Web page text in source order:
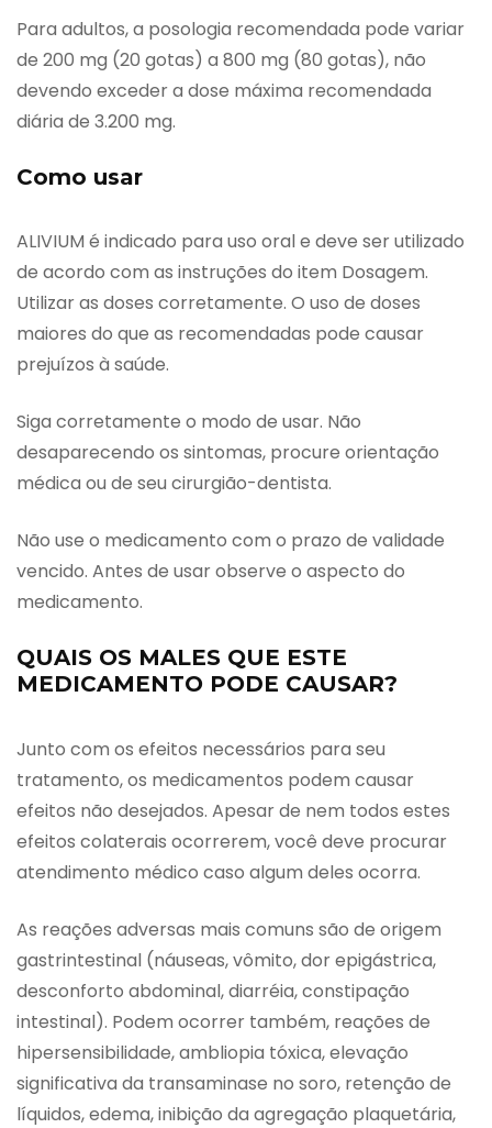
Para adultos, a posologia recomendada pode variar
de 200 mg (20 gotas) a 800 mg (80 gotas), não
devendo exceder a dose máxima recomendada
diária de 3.200 mg.
Como usar
ALIVIUM é indicado para uso oral e deve ser utilizado
de acordo com as instruções do item Dosagem.
Utilizar as doses corretamente. O uso de doses
maiores do que as recomendadas pode causar
prejuízos à saúde.
Siga corretamente o modo de usar. Não
desaparecendo os sintomas, procure orientação
médica ou de seu cirurgião-dentista.
Não use o medicamento com o prazo de validade
vencido. Antes de usar observe o aspecto do
medicamento.
QUAIS OS MALES QUE ESTE
MEDICAMENTO PODE CAUSAR?
Junto com os efeitos necessários para seu
tratamento, os medicamentos podem causar
efeitos não desejados. Apesar de nem todos estes
efeitos colaterais ocorrerem, você deve procurar
atendimento médico caso algum deles ocorra.
As reações adversas mais comuns são de origem
gastrintestinal (náuseas, vômito, dor epigástrica,
desconforto abdominal, diarréia, constipação
intestinal). Podem ocorrer também, reações de
hipersensibilidade, ambliopia tóxica, elevação
significativa da transaminase no soro, retenção de
líquidos, edema, inibição da agregação plaquetária,